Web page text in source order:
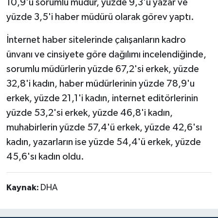
10,9'u sorumlu müdür, yüzde 9,3'ü yazar ve
yüzde 3,5'i haber müdürü olarak görev yaptı.
İnternet haber sitelerinde çalışanların kadro
ünvanı ve cinsiyete göre dağılımı incelendiğinde,
sorumlu müdürlerin yüzde 67,2'si erkek, yüzde
32,8'i kadın, haber müdürlerinin yüzde 78,9'u
erkek, yüzde 21,1'i kadın, internet editörlerinin
yüzde 53,2'si erkek, yüzde 46,8'i kadın,
muhabirlerin yüzde 57,4'ü erkek, yüzde 42,6'sı
kadın, yazarların ise yüzde 54,4'ü erkek, yüzde
45,6'sı kadın oldu.
Kaynak: DHA